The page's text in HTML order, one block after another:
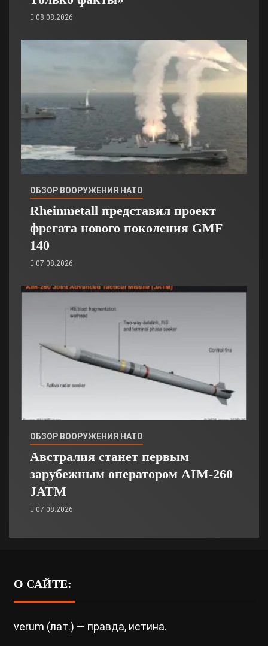
08.08.2026
ОБЗОР ВООРУЖЕНИЯ НАТО
Rheinmetall представил проект
фрегата нового поколения GMF
140
07.08.2026
ОБЗОР ВООРУЖЕНИЯ НАТО
Австралия станет первым
зарубежным оператором AIM-260
JATM
07.08.2026
О САЙТЕ:
verum (лат.) — правда, истина.